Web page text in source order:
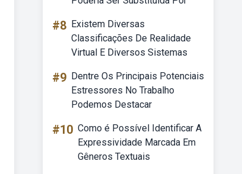
#8 Existem Diversas
Classificações De Realidade
Virtual E Diversos Sistemas
#9 Dentre Os Principais Potenciais
Estressores No Trabalho
Podemos Destacar
#10 Como é Possível Identificar A
Expressividade Marcada Em
Gêneros Textuais